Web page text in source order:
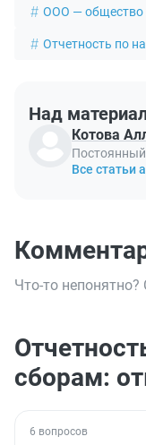
ООО — общество
Отчетность по
Над
Котова
Все статьи
Что-то
сборам:
6 вопросов